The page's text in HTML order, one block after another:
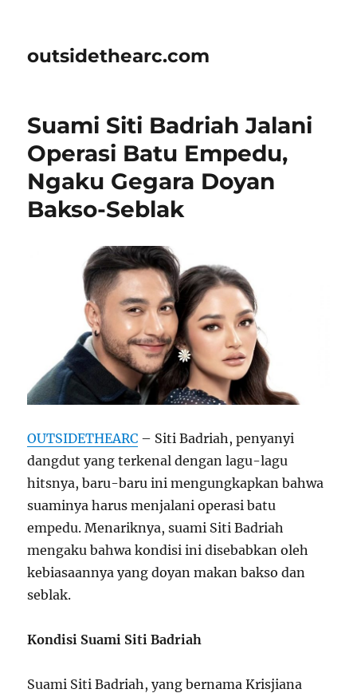
outsidethearc.com
Suami Siti Badriah Jalani
Operasi Batu Empedu,
Ngaku Gegara Doyan
Bakso-Seblak
OUTSIDETHEARC – Siti Badriah, penyanyi
dangdut yang terkenal dengan lagu-lagu
hitsnya, baru-baru ini mengungkapkan bahwa
suaminya harus menjalani operasi batu
empedu. Menariknya, suami Siti Badriah
mengaku bahwa kondisi ini disebabkan oleh
kebiasaannya yang doyan makan bakso dan
seblak.
Kondisi Suami Siti Badriah
Suami Siti Badriah, yang bernama Krisjiana